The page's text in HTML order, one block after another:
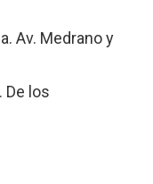
Av. Medrano y
De los